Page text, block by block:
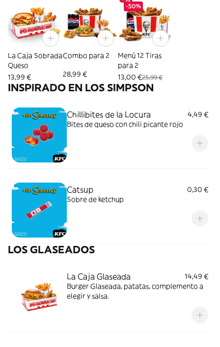
La Caja Sobrada
Queso
13,99 €
Combo para 2
28,99 €
-50%
Menú 12 Tiras
para 2
13,00 €25,99 €
INSPIRADO EN LOS SIMPSON
Chillibites de la Locura
4,49 €
Bites de queso con chili picante rojo
Catsup
0,30 €
Sobre de ketchup
LOS GLASEADOS
La Caja Glaseada
14,49 €
Burger Glaseada, patatas, complemento a
elegir y salsa.